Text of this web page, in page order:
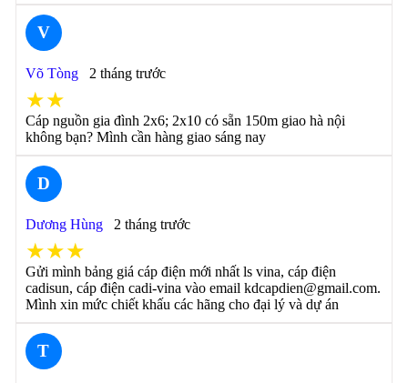
V
Võ Tòng 2 tháng trước
★★
Cáp nguồn gia đình 2x6; 2x10 có sẵn 150m giao hà nội
không bạn? Mình cần hàng giao sáng nay
D
Dương Hùng 2 tháng trước
★★★
Gửi mình bảng giá cáp điện mới nhất ls vina, cáp điện
cadisun, cáp điện cadi-vina vào email kdcapdien@gmail.com.
Mình xin mức chiết khấu các hãng cho đại lý và dự án
T